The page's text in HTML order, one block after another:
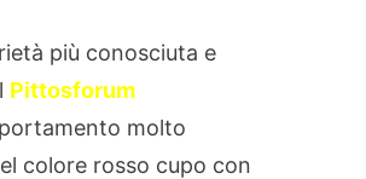
più conosciuta e
Pittosforum
molto
colore rosso cupo con